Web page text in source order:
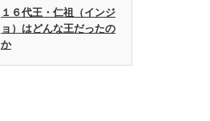
１６代王・仁祖（インジ
ョ）はどんな王だったの
か